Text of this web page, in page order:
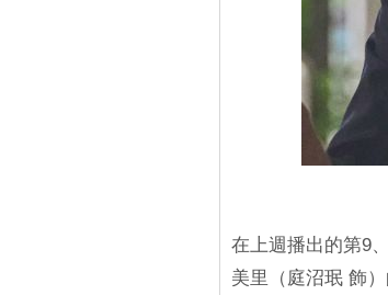
在上週播出的第9
美里（庭沼珉 飾